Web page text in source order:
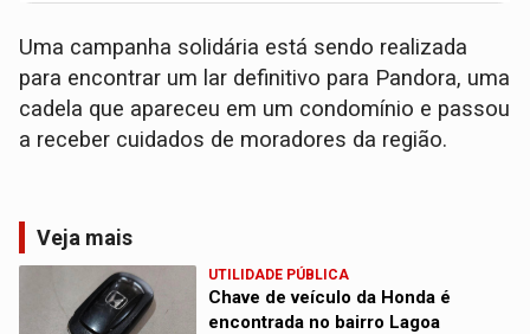
Uma campanha solidária está sendo realizada
para encontrar um lar definitivo para Pandora, uma
cadela que apareceu em um condomínio e passou
a receber cuidados de moradores da região.
Veja mais
UTILIDADE PÚBLICA
Chave de veículo da Honda é
encontrada no bairro Lagoa